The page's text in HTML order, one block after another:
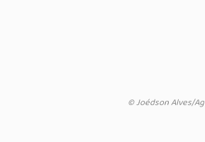
© Joédson Alves/